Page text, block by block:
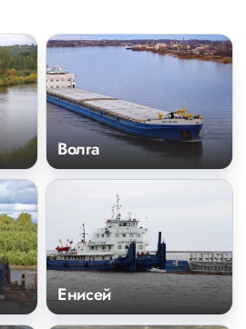
Волга
Енисей